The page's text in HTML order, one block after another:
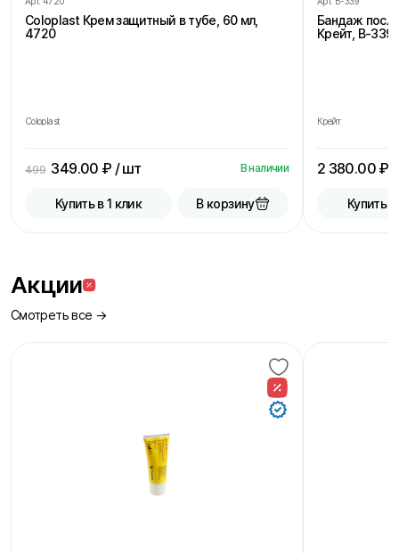
Coloplast Крем защитный в тубе, 60 мл,
4720
Coloplast
499 349.00 ₽ / шт В наличии
Купить в 1 клик В корзину
Бандаж
Крейт, В-
Крейт
2 380.00₽ /
Купить в
Акции
Смотреть все →